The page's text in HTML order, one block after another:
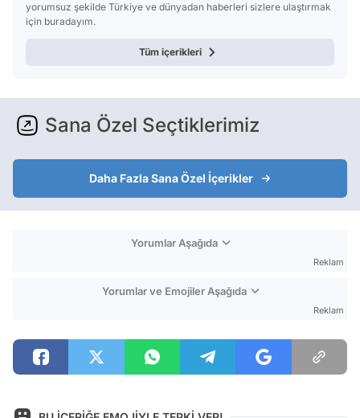
yorumsuz şekilde Türkiye ve dünyadan haberleri sizlere ulaştırmak
için buradayım.
Tüm içerikleri
Sana Özel Seçtiklerimiz
Daha Fazla Sana Özel İçerikler
Yorumlar Aşağıda
Reklam
Yorumlar ve Emojiler Aşağıda
Reklam